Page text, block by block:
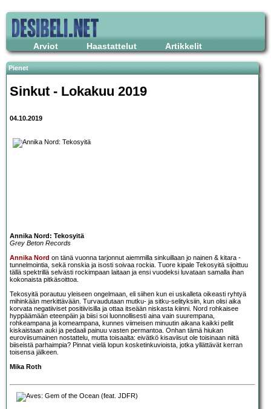
Arviot Haastattelut Artikkelit
Pienet
Sinkut - Lokakuu 2019
04.10.2019
Annika Nord: Tekosyitä
Grey Beton Records
Annika Nord on tänä vuonna tarjonnut aiemmilla sinkuillaan jo nainen & kitara -
tunnelmointia, sekä ronskia ja isosti soivaa rockia. Tuore kipale Tekosyitä sijoittuu
tällä spektrillä selvästi rockimpaan laitaan ja ensi vuodeksi luvataan samalla ihan
kokonaista pitkäsoittoa.
Tekosyitä porautuu yleiseen ongelmaan, eli siihen kun ei uskalleta oikeasti ryhtyä
mihinkään merkittävään. Turvaudutaan mutku- ja sitku-selityksiin, kun olisi aika
korvata negatiiviset positiivisilla ja ottaa itseään niskasta kiinni. Nord rohkaisee
hyppäämään eteenpäin ja biisi soi luonnollisesti aina vain suurempana,
rohkeampana ja komeampana, kunnes viimeisen minuutin aikana kaikki pellit
kiskaistaan auki ja pedaali painuu vasten permantoa. Onhan tämä hiukan
euroviisumainen nostattelu, mutta toisaalta: eivätkö kisaviisut ole toisinaan niitä
biiseistä parhaimpia? Pinnat vielä lopun kosketinkuvioista, jotka yllättävät kerran
toisensa jälkeen.
Mika Roth